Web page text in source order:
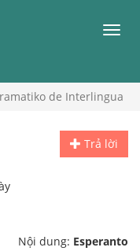
de Interlingua
Trả lời
Nội dung: Esperanto